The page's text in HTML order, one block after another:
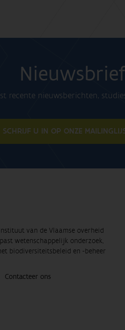
Nieuwsbrief
recente nieuwsberichten,
SCHRIJF U IN OP ONZE
van de Vlaamse overheid
wetenschappelijk onderzoek,
biodiversiteitsbeleid en -beheer
Contacteer ons